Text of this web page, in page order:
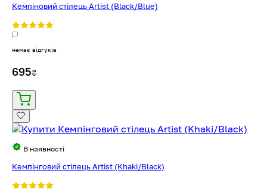
Кемпіновий стілець Artist (Black/Blue)
немає відгуків
695₴
В наявності
Кемпінговий стілець Artist (Khaki/Black)